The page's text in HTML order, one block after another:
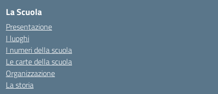
La Scuola
Presentazione
I luoghi
I numeri della scuola
Le carte della scuola
Organizzazione
La storia